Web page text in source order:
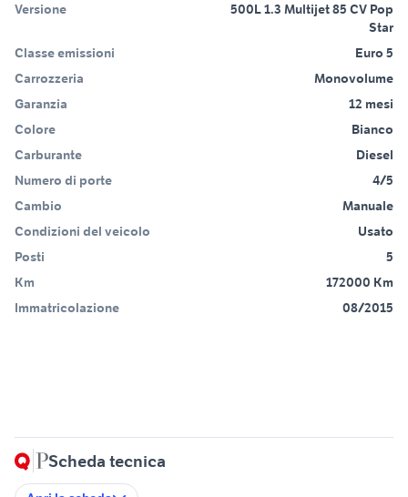
Versione
500L 1.3 Multijet 85 CV Pop
Star
Classe emissioni
Euro 5
Carrozzeria
Monovolume
Garanzia
12 mesi
Colore
Bianco
Carburante
Diesel
Numero di porte
4/5
Cambio
Manuale
Condizioni del veicolo
Usato
Posti
5
Km
172000 Km
Immatricolazione
08/2015
Scheda tecnica